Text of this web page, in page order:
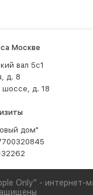
Москве
вал 5с1
д. 8
шоссе, д. 18
дом"
Only" - интернет-